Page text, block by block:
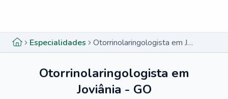
Especialidades Otorrinolaringologista em Joviânia - GO
Otorrinolaringologista em
Joviânia - GO